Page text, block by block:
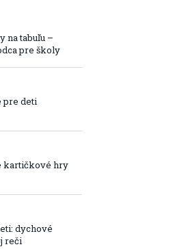
na tabuľu –
pre školy
pre deti
kartičkové hry
dychové
reči